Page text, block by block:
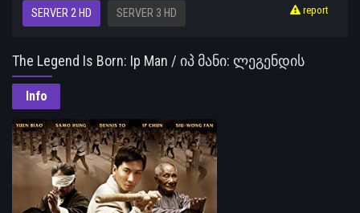
SERVER 2 HD SERVER 3 HD report
The Legend Is Born: Ip Man / იპ მანი: ლეგენდის
დაბადება
Info